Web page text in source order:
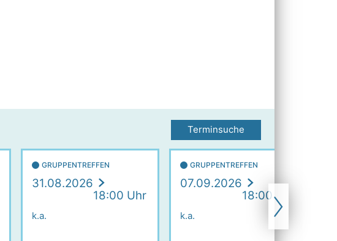
Terminsuche
GRUPPENTREFFEN
31.08.2026
18:00 Uhr
k.a.
GRUPPENTREFFEN
07.09.2026
18:00 Uhr
k.a.